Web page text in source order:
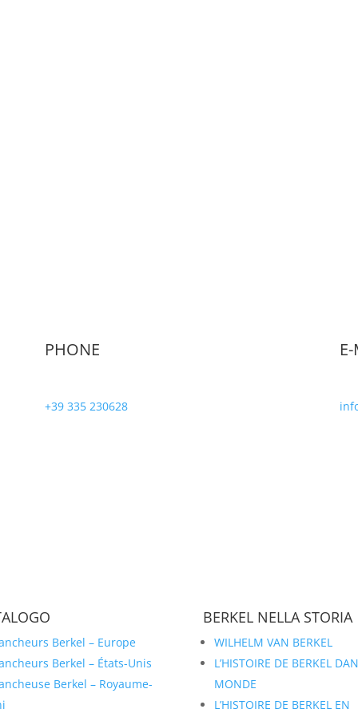
PHONE
+39 335 230628
Berkel – Europe
Berkel – États-Unis
Berkel – Royaume-
BERKEL NELLA STORIA
WILHELM VAN BERKEL
L’HISTOIRE DE BERKEL
MONDE
L’HISTOIRE DE BERKEL EN